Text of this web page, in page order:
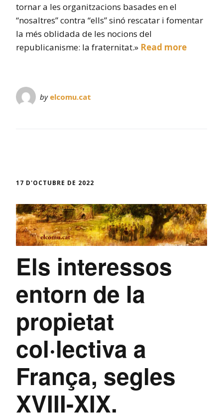
tornar a les organitzacions basades en el
“nosaltres” contra “ells” sinó rescatar i fomentar
la més oblidada de les nocions del
republicanisme: la fraternitat.» Read more
by elcomu.cat
17 D'OCTUBRE DE 2022
Els interessos
entorn de la
propietat
col·lectiva a
França, segles
XVIII-XIX.